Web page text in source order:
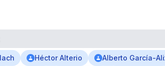
Héctor Alterio Alberto García-